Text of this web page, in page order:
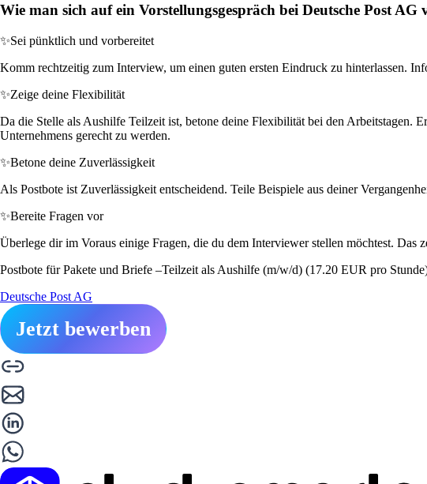
Wie man sich auf ein Vorstellungsgespräch bei Deutsche Post AG
✨Sei pünktlich und vorbereitet
Komm rechtzeitig zum Interview, um einen guten ersten Eindruck zu hinterlassen.
✨Zeige deine Flexibilität
Da die Stelle als Aushilfe Teilzeit ist, betone deine Flexibilität bei den Arbeitstagen.
Unternehmens gerecht zu werden.
✨Betone deine Zuverlässigkeit
Als Postbote ist Zuverlässigkeit entscheidend. Teile Beispiele aus deiner
✨Bereite Fragen vor
Überlege dir im Voraus einige Fragen, die du dem Interviewer stellen möchtest.
Postbote für Pakete und Briefe –Teilzeit als Aushilfe (m/w/d) (17.20 EUR pro
Deutsche Post AG
Jetzt bewerben